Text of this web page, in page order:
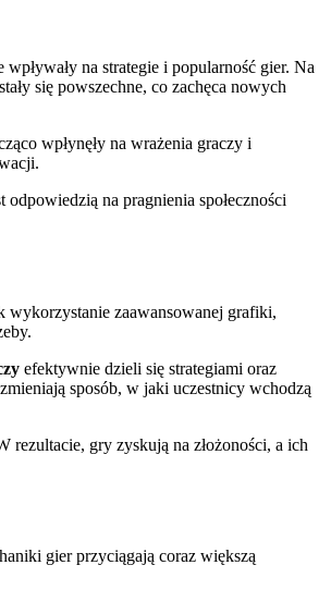
na strategie i popularność gier. Na
się powszechne, co zachęca nowych
wpłynęły na wrażenia graczy i
na pragnienia społeczności
zaawansowanej grafiki,
efektywnie dzieli się strategiami oraz
sposób, w jaki uczestnicy wchodzą
rezultacie, gry zyskują na złożoności, a ich
gier przyciągają coraz większą